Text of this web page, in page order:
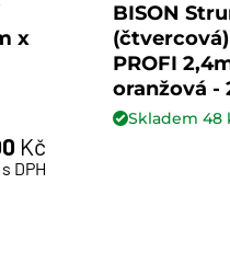
x
Kč
s DPH
BISON
(čtvercová)
PROFI
oranžová -
Skladem 48